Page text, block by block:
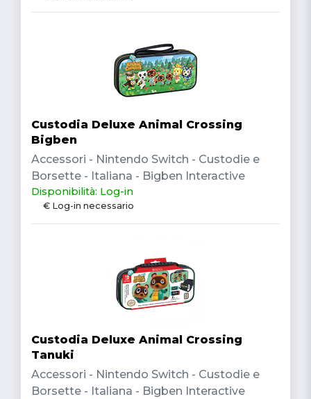
Custodia Deluxe Animal Crossing
Bigben
Accessori - Nintendo Switch - Custodie e
Borsette - Italiana - Bigben Interactive
Disponibilità: Log-in
€ Log-in necessario
Custodia Deluxe Animal Crossing
Tanuki
Accessori - Nintendo Switch - Custodie e
Borsette - Italiana - Bigben Interactive